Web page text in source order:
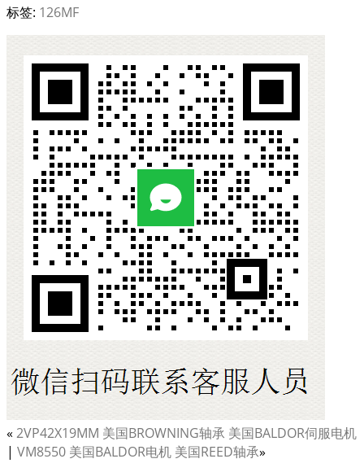
标签: 126MF
« 2VP42X19MM 美国BROWNING轴承 美国BALDOR伺服电机
| VM8550 美国BALDOR电机 美国REED轴承»